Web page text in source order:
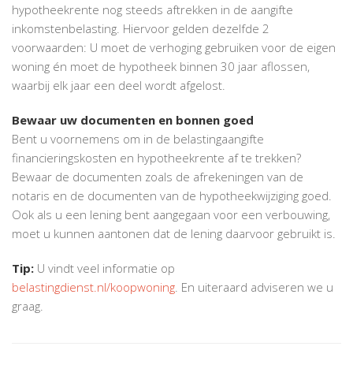
hypotheekrente nog steeds aftrekken in de aangifte
inkomstenbelasting. Hiervoor gelden dezelfde 2
voorwaarden: U moet de verhoging gebruiken voor de eigen
woning én moet de hypotheek binnen 30 jaar aflossen,
waarbij elk jaar een deel wordt afgelost.
Bewaar uw documenten en bonnen goed
Bent u voornemens om in de belastingaangifte
financieringskosten en hypotheekrente af te trekken?
Bewaar de documenten zoals de afrekeningen van de
notaris en de documenten van de hypotheekwijziging goed.
Ook als u een lening bent aangegaan voor een verbouwing,
moet u kunnen aantonen dat de lening daarvoor gebruikt is.
Tip: U vindt veel informatie op
belastingdienst.nl/koopwoning . En uiteraard adviseren we u
graag.